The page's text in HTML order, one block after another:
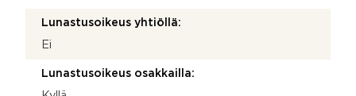
Lunastusoikeus yhtiöllä:
Ei
Lunastusoikeus osakkailla: